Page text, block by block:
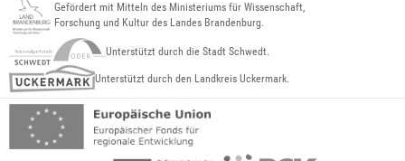
Gefördert mit Mitteln des Ministeriums für Wissenschaft,
Forschung und Kultur des Landes Brandenburg.
Unterstützt durch die Stadt Schwedt.
Unterstützt durch den Landkreis Uckermark.